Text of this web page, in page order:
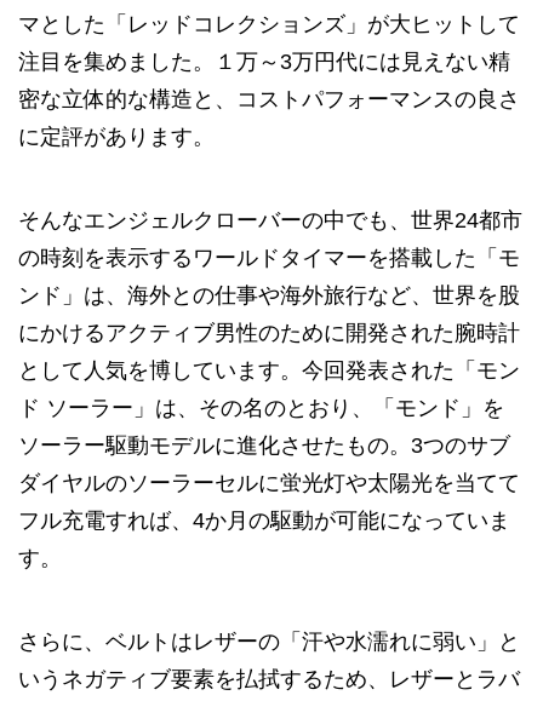
マとした「レッドコレクションズ」が大ヒットして
注目を集めました。１万～3万円代には見えない精
密な立体的な構造と、コストパフォーマンスの良さ
に定評があります。
そんなエンジェルクローバーの中でも、世界24都市
の時刻を表示するワールドタイマーを搭載した「モ
ンド」は、海外との仕事や海外旅行など、世界を股
にかけるアクティブ男性のために開発された腕時計
として人気を博しています。今回発表された「モン
ド ソーラー」は、その名のとおり、「モンド」を
ソーラー駆動モデルに進化させたもの。3つのサブ
ダイヤルのソーラーセルに蛍光灯や太陽光を当てて
フル充電すれば、4か月の駆動が可能になっていま
す。
さらに、ベルトはレザーの「汗や水濡れに弱い」と
いうネガティブ要素を払拭するため、レザーとラバ